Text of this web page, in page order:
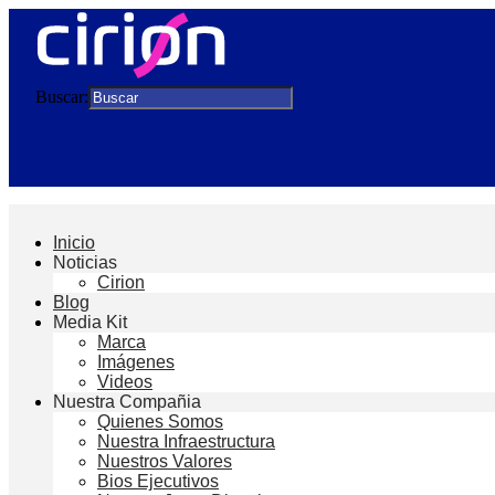
Buscar:
Inicio
Noticias
Cirion
Blog
Media Kit
Marca
Imágenes
Videos
Nuestra Compañia
Quienes Somos
Nuestra Infraestructura
Nuestros Valores
Bios Ejecutivos